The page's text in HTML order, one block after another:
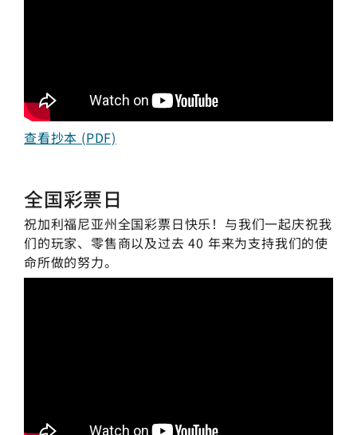
查看抄本 (PDF)
全国彩票日
祝加利福尼亚州全国彩票日快乐！与我们一起庆祝我
们的玩家、零售商以及过去 40 年来为支持我们的使
命所做的努力。